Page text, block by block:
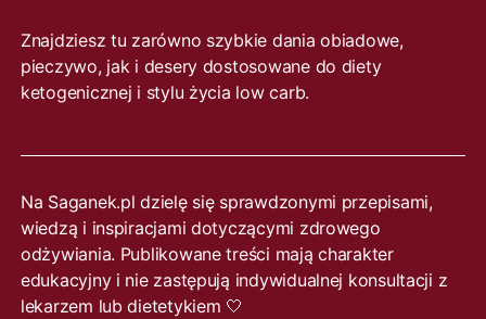
Znajdziesz tu zarówno szybkie dania obiadowe,
pieczywo, jak i desery dostosowane do diety
ketogenicznej i stylu życia low carb.
Na Saganek.pl dzielę się sprawdzonymi przepisami,
wiedzą i inspiracjami dotyczącymi zdrowego
odżywiania. Publikowane treści mają charakter
edukacyjny i nie zastępują indywidualnej konsultacji z
lekarzem lub dietetykiem 🤍